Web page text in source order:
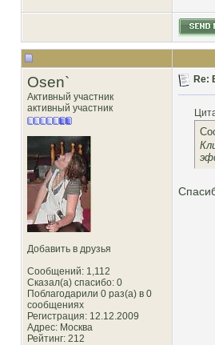
Osen`
Активный участник
активный участник
Добавить в друзья
Сообщений: 1,112
Сказал(а) спасибо: 0
Поблагодарили 0 раз(а) в 0
сообщениях
Регистрация: 12.12.2009
Адрес: Москва
Рейтинг: 212
Re: